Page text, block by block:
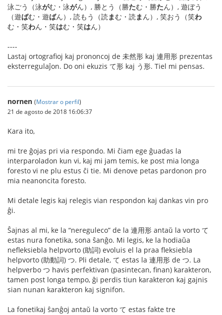
泳ごう（泳がむ・泳がん）, 勝とう（勝たむ・勝たん）, 遊ぼう
（遊ばむ・遊ばん）, 読もう（読まむ・読まん）, 笑おう（笑わ
む・笑わん・笑はむ・笑はん）
----
Lastaj ortografioj kaj prononcoj de 未然形 kaj 連用形 prezentas
eksterregulaĵon. Do oni ekuzis て形 kaj う形. Tiel mi pensas.
nornen (Mostrar o perfil)
21 de agosto de 2018 16:06:37
Kara ito,
mi tre ĝojas pri via respondo. Mi ĉiam ege ĝuadas la
interparoladon kun vi, kaj mi jam temis, ke post mia longa
foresto vi ne plu estus ĉi tie. Mi denove petas pardonon pro
mia neanoncita foresto.
Mi detale legis kaj relegis vian respondon kaj dankas vin pro
ĝi.
Ŝajnas al mi, ke la “nereguleco” de la 連用形 antaŭ la vorto て
estas nura fonetika, sona ŝanĝo. Mi legis, ke la hodiaŭa
nefleksiebla helpvorto (助詞) evoluis el la praa fleksiebla
helpvorto (助動詞) つ. Pli detale, て estas la 連用形 de つ. La
helpverbo つ havis perfektivan (pasintecan, finan) karakteron,
tamen post longa tempo, ĝi perdis tiun karakteron kaj gajnis
sian nunan karakteron kaj signifon.
La fonetikaj ŝanĝoj antaŭ la vorto て estas fakte tre